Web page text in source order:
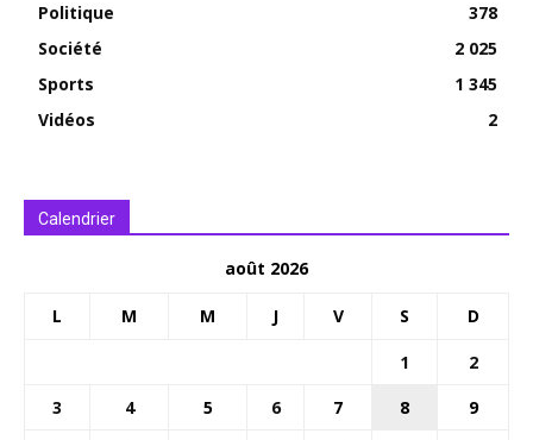
Politique
378
Société
2 025
Sports
1 345
Vidéos
2
Calendrier
août 2026
L M M J V S D
1
2
3
4 5 6 7 8
9